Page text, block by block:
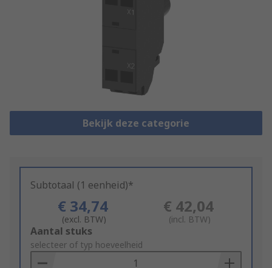
Bekijk deze categorie
Subtotaal (1 eenheid)*
€ 34,74
(excl. BTW)
€ 42,04
(incl. BTW)
Add
to
Basket
Aantal stuks
selecteer of typ hoeveelheid